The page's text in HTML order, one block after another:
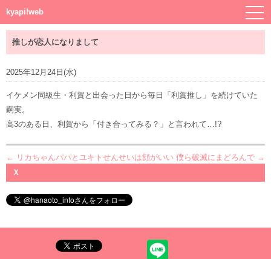
kyapi!web
推しが恋人になりまして
2025年12月24日(水)
イケメン同級生・利賀と出会った日から毎日「利賀推し」を続けていた
嗣実。
高3のある日、利賀から「付き合ってみる？」と言われて…!?
← リカちゃんパパとユキトせんせいは顔がいい 僕ら破滅にまどろんで →
Ｘ